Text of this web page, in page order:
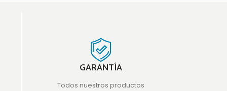
GARANTÍA
Todos nuestros productos